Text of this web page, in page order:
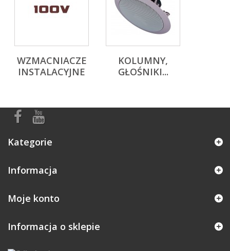
WZMACNIACZE
INSTALACYJNE
KOLUMNY,
GŁOŚNIKI...
Kategorie
Informacja
Moje konto
Informacja o sklepie